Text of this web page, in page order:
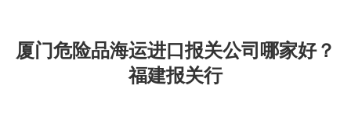
厦门危险品海运进口报关公司哪家好？
福建报关行